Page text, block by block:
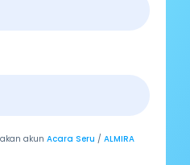
akunAcara Seru /ALMIRA